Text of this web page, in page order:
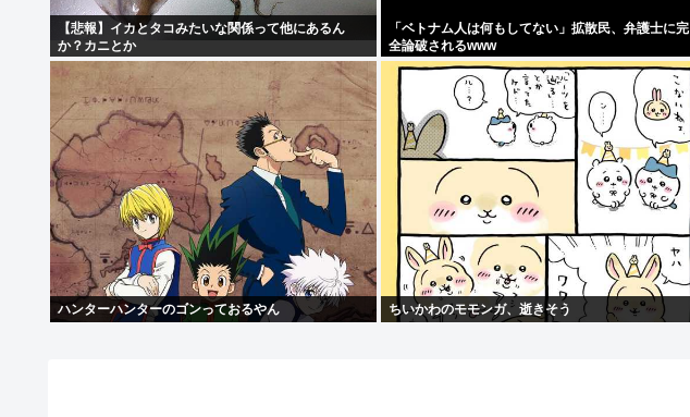
【悲報】イカとタコみたいな関係って他にあるん
か？カニとか
「ベトナム人は何もしてない」拡散民、弁護士に完
全論破されるwww
ハンターハンターのゴンっておるやん ちいかわのモモンガ、逝きそう